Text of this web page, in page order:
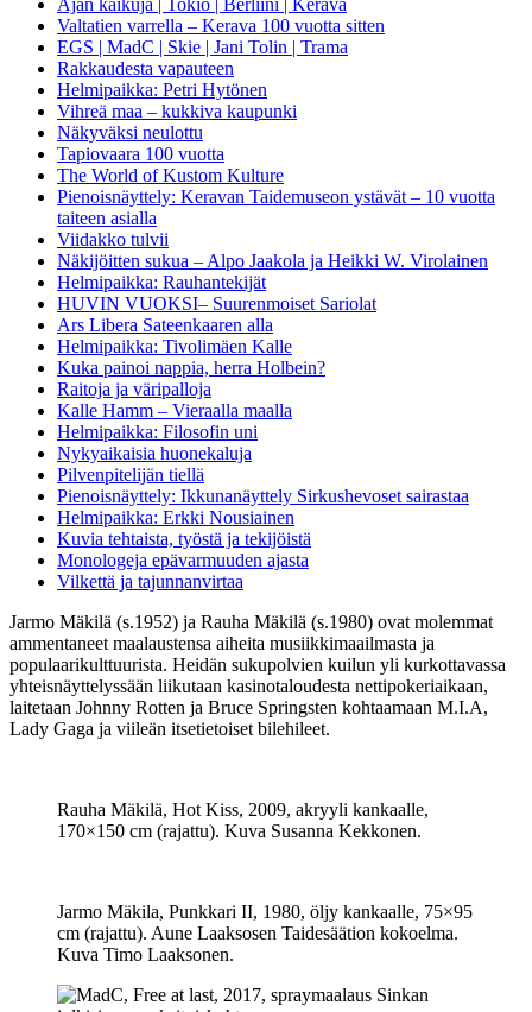
Ajan kaikuja | Tokio | Berliini | Kerava
Valtatien varrella – Kerava 100 vuotta sitten
EGS | MadC | Skie | Jani Tolin | Trama
Rakkaudesta vapauteen
Helmipaikka: Petri Hytönen
Vihreä maa – kukkiva kaupunki
Näkyväksi neulottu
Tapiovaara 100 vuotta
The World of Kustom Kulture
Pienoisnäyttely: Keravan Taidemuseon ystävät – 10 vuotta
taiteen asialla
Viidakko tulvii
Näkijöitten sukua – Alpo Jaakola ja Heikki W. Virolainen
Helmipaikka: Rauhantekijät
HUVIN VUOKSI– Suurenmoiset Sariolat
Ars Libera Sateenkaaren alla
Helmipaikka: Tivolimäen Kalle
Kuka painoi nappia, herra Holbein?
Raitoja ja väripalloja
Kalle Hamm – Vieraalla maalla
Helmipaikka: Filosofin uni
Nykyaikaisia huonekaluja
Pilvenpitelijän tiellä
Pienoisnäyttely: Ikkunanäyttely Sirkushevoset sairastaa
Helmipaikka: Erkki Nousiainen
Kuvia tehtaista, työstä ja tekijöistä
Monologeja epävarmuuden ajasta
Vilkettä ja tajunnanvirtaa
Jarmo Mäkilä (s.1952) ja Rauha Mäkilä (s.1980) ovat molemmat
ammentaneet maalaustensa aiheita musiikkimaailmasta ja
populaarikulttuurista. Heidän sukupolvien kuilun yli kurkottavassa
yhteisnäyttelyssään liikutaan kasinotaloudesta nettipokeriaikaan,
laitetaan Johnny Rotten ja Bruce Springsten kohtaamaan M.I.A,
Lady Gaga ja viileän itsetietoiset bilehileet.
Rauha Mäkilä, Hot Kiss, 2009, akryyli kankaalle,
170×150 cm (rajattu). Kuva Susanna Kekkonen.
Jarmo Mäkila, Punkkari II, 1980, öljy kankaalle, 75×95
cm (rajattu). Aune Laaksosen Taidesäätion kokoelma.
Kuva Timo Laaksonen.